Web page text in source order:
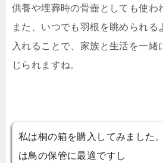
供養や埋葬時の骨壺としても使わ
また、いつでも羽根を眺められる
入れることで、家族と生活を一緒
じられますね。
私は桐の箱を購入してみました
は鳥の保管に最適ですし